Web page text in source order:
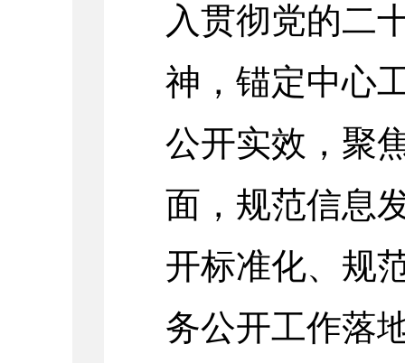
入贯彻党的二
神，锚定中心
公开实效，聚
面，规范信息
开标准化、规
务公开工作落